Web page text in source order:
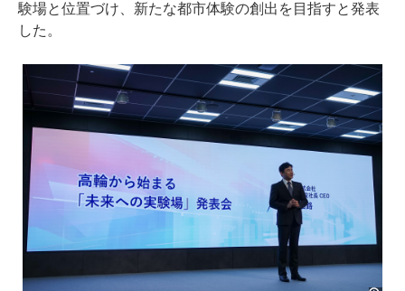
験場と位置づけ、新たな都市体験の創出を目指すと発表
した。